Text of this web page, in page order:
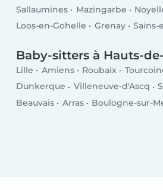
Sallaumines
Mazingarbe
Loos-en-Gohelle
Grenay Sains-
Baby-sitters à Hauts-
Lille Amiens Roubaix
Dunkerque
Villeneuve-d'Ascq
Beauvais
Arras Boulogne-sur-